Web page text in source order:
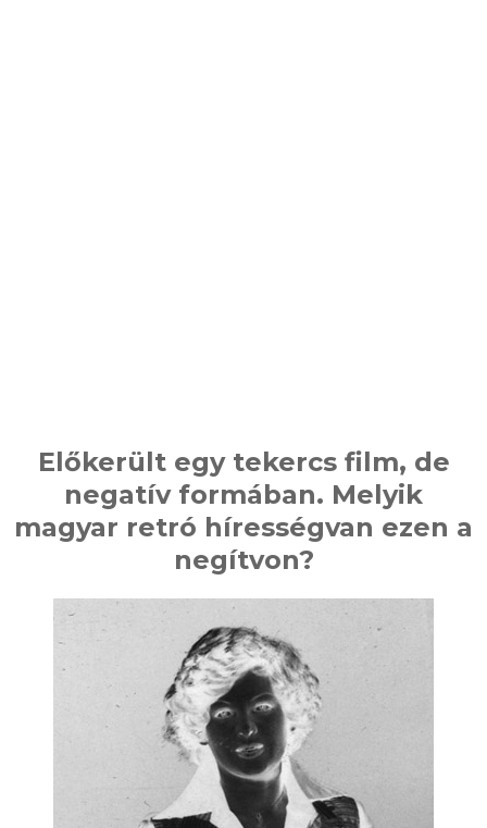
Előkerült egy tekercs film, de
negatív formában. Melyik
magyar retró hírességvan ezen a
negítvon?